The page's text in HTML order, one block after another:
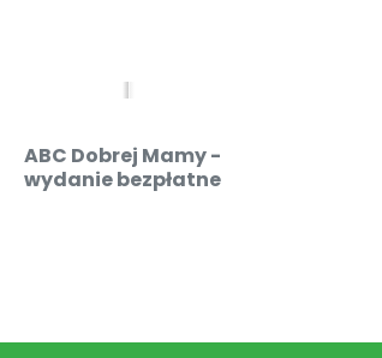
ABC Dobrej Mamy -
wydanie bezpłatne